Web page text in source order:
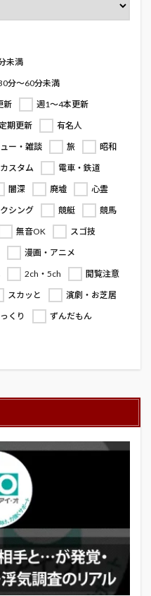
未満
分～60分未満
新
週1～4本更新
期更新
有名人
ー・雑談 旅
昭和
スタム
電車・鉄道
闇深 廃墟
心霊
シング 競艇
競馬
無音OK
スゴ技
漫画・アニメ
2ch・5ch
閲覧注意
スカッと
演劇・お芝居
くり ずんだもん